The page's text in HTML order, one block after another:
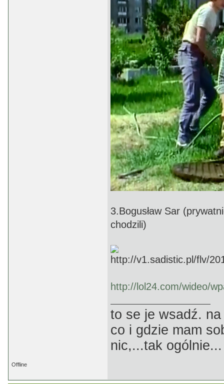
3.Bogusław Sar
chodzili)
http://lol24.com/wideo/
to se je wsadź. na
co i gdzie mam
nic,...tak ogólnie...
Offline